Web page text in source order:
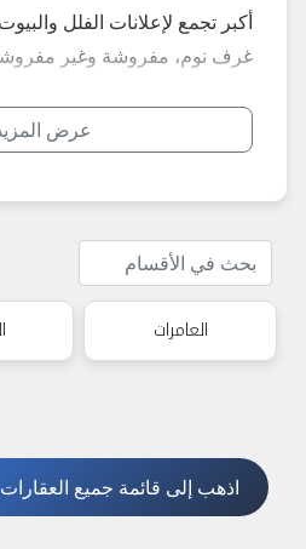
غرف نوم، مفروشة وغير
وكل المناطق... إعلانات محدثة
**أبرز الأنواع الأكثر طلباً في مسقط
- فلل مفروشة جاهزة للسكن
- فلل جديدة في المجمعات
- فلل عائلية كبيرة مع حديقة
1. اطلب صور حديثة + فيديو +
الممتلكات.
عرض
العامرات
اذهب إلى قائمة جميع